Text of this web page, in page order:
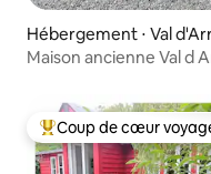
Hébergement ⋅ Val
Maison ancienne Val d
Coups de cœur
Coup de cœur